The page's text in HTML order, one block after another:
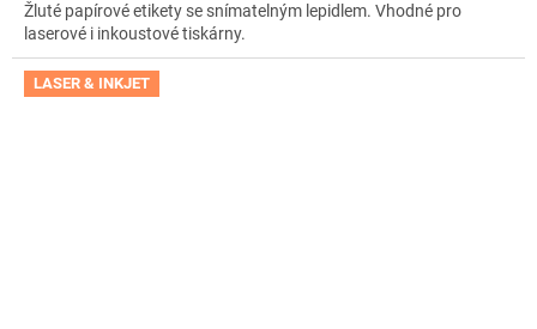
Žluté papírové etikety se snímatelným lepidlem. Vhodné pro
laserové i inkoustové tiskárny.
LASER & INKJET